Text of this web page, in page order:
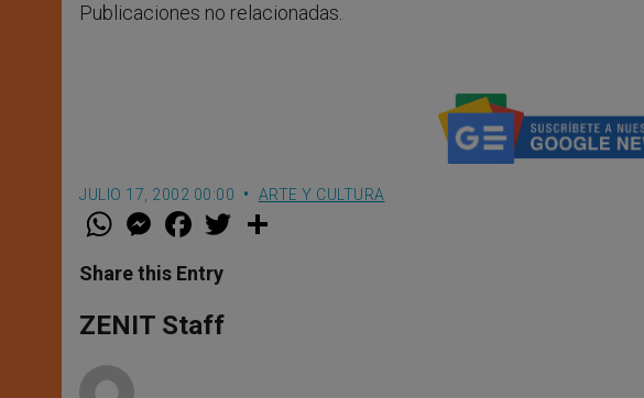
Publicaciones no relacionadas.
JULIO 17, 2002 00:00 ARTE Y CULTURA
W
t
s
p
p
M
e
s
e
g
e
F
a
e
b
o
k
w
Share this Entry
ZENIT Staff